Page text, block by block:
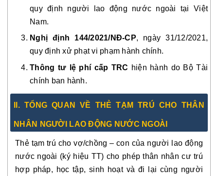
quy định người lao động nước ngoài tại Việt
Nam.
Nghị định 144/2021/NĐ-CP, ngày 31/12/2021,
quy định xử phạt vi phạm hành chính.
Thông tư lệ phí cấp TRC hiện hành do Bộ Tài
chính ban hành.
II. TỔNG QUAN VỀ THẺ TẠM TRÚ CHO THÂN
NHÂN NGƯỜI LAO ĐỘNG NƯỚC NGOÀI
Thẻ tạm trú cho vợ/chồng – con của người lao động
nước ngoài (ký hiệu TT) cho phép thân nhân cư trú
hợp pháp, học tập, sinh hoạt và đi lại cùng người